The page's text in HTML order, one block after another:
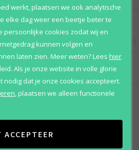
werkt, plaatsen we ook analytische
elke dag weer een beetje beter te
persoonlijke cookies zodat wij en
kunnen volgen en
laten zien. Meer weten?Lees hier
Als je onze website in volle glorie
nodig dat je onze cookies accepteert.
plaatsen we alleen functionele
ACCEPTEER